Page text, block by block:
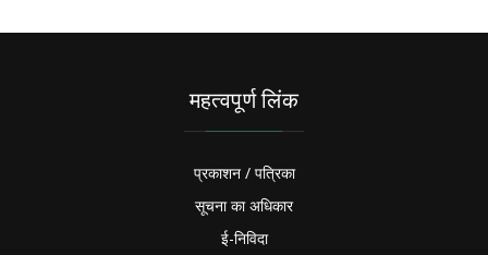
महत्वपूर्ण लिंक
प्रकाशन / पत्रिका
सूचना का अधिकार
ई-निविदा